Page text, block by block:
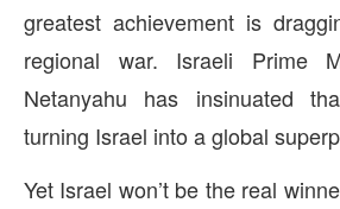
greatest achievement is
regional war. Israeli Prime
Netanyahu has insinuated
turning Israel into a global
Yet Israel won’t be the real